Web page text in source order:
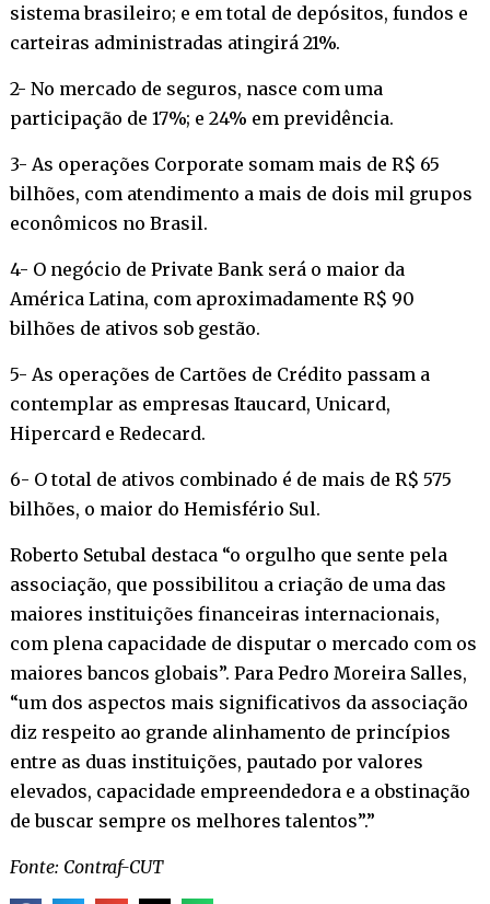
sistema brasileiro; e em total de depósitos, fundos e
carteiras administradas atingirá 21%.
2- No mercado de seguros, nasce com uma
participação de 17%; e 24% em previdência.
3- As operações Corporate somam mais de R$ 65
bilhões, com atendimento a mais de dois mil grupos
econômicos no Brasil.
4- O negócio de Private Bank será o maior da
América Latina, com aproximadamente R$ 90
bilhões de ativos sob gestão.
5- As operações de Cartões de Crédito passam a
contemplar as empresas Itaucard, Unicard,
Hipercard e Redecard.
6- O total de ativos combinado é de mais de R$ 575
bilhões, o maior do Hemisfério Sul.
Roberto Setubal destaca “o orgulho que sente pela
associação, que possibilitou a criação de uma das
maiores instituições financeiras internacionais,
com plena capacidade de disputar o mercado com os
maiores bancos globais”. Para Pedro Moreira Salles,
“um dos aspectos mais significativos da associação
diz respeito ao grande alinhamento de princípios
entre as duas instituições, pautado por valores
elevados, capacidade empreendedora e a obstinação
de buscar sempre os melhores talentos”.”
Fonte: Contraf-CUT